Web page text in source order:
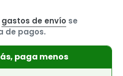
gastos de envío se
de pagos.
paga menos